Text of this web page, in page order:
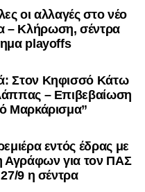
οι αλλαγές στο νέο
– Κλήρωση, σέντρα
playoffs
Στον Κηφισσό Κάτω
– Επιβεβαίωση
Μαρκάρισμα”
εντός έδρας με
Αγράφων για τον ΠΑΣ
9 η σέντρα